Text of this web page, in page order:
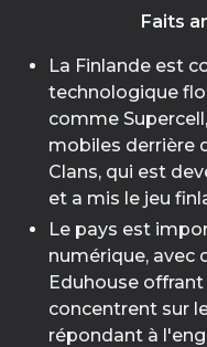
Faits
La Finlande est
technologique
comme
mobiles derrière
Clans, qui est
et a mis le jeu
Le pays est
numérique, avec
Eduhouse
concentrent sur
répondant à